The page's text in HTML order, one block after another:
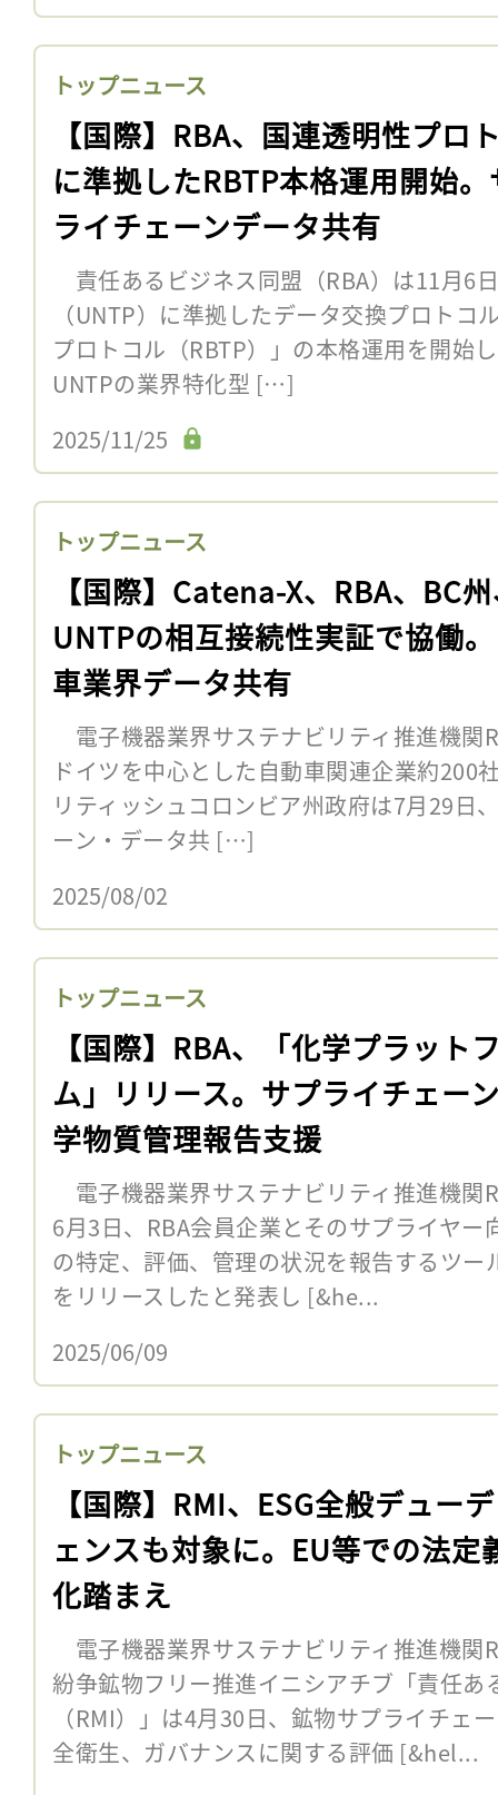
トップニュース
【国際】RBA、国連透明性プロ
に準拠したRBTP本格運用開始
ライチェーンデータ共有
責任あるビジネス同盟（RBA）は11月6
（UNTP）に準拠したデータ交換プロトコ
プロトコル（RBTP）」の本格運用を開始
UNTPの業界特化型 […]
2025/11/25
トップニュース
【国際】Catena-X、RBA、BC
UNTPの相互接続性実証で協働
車業界データ共有
電子機器業界サステナビリティ推進機関
ドイツを中心とした自動車関連企業約200
リティッシュコロンビア州政府は7月29日
ーン・データ共 […]
2025/08/02
トップニュース
【国際】RBA、「化学プラット
ム」リリース。サプライチェー
学物質管理報告支援
電子機器業界サステナビリティ推進機関
6月3日、RBA会員企業とそのサプライヤ
の特定、評価、管理の状況を報告するツー
をリリースしたと発表し [&he...
2025/06/09
トップニュース
【国際】RMI、ESG全般デュー
ェンスも対象に。EU等での法定
化踏まえ
電子機器業界サステナビリティ推進機関
紛争鉱物フリー推進イニシアチブ「責任あ
（RMI）」は4月30日、鉱物サプライチェ
全衛生、ガバナンスに関する評価 [&hel...